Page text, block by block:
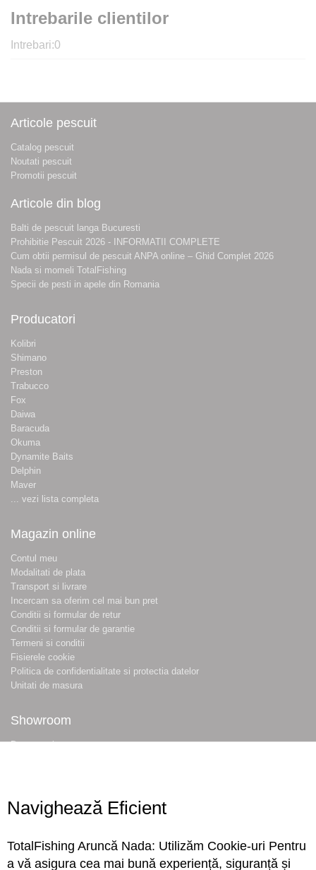
Intrebarile clientilor
Intrebari:0
Articole pescuit
Catalog pescuit
Noutati pescuit
Promotii pescuit
Articole din blog
Balti de pescuit langa Bucuresti
Prohibitie Pescuit 2026 - INFORMATII COMPLETE
Cum obtii permisul de pescuit ANPA online – Ghid Complet 2026
Nada si momeli TotalFishing
Specii de pesti in apele din Romania
Producatori
Kolibri
Shimano
Preston
Trabucco
Fox
Daiwa
Baracuda
Okuma
Dynamite Baits
Delphin
Maver
... vezi lista completa
Magazin online
Contul meu
Modalitati de plata
Transport si livrare
Incercam sa oferim cel mai bun pret
Conditii si formular de retur
Conditii si formular de garantie
Termeni si conditii
Fisierele cookie
Politica de confidentialitate si protectia datelor
Unitati de masura
Showroom
Despre noi
Conecteaza-te
Navighează Eficient
TotalFishing Aruncă Nada: Utilizăm Cookie-uri Pentru
a vă asigura cea mai bună experiență, siguranță și